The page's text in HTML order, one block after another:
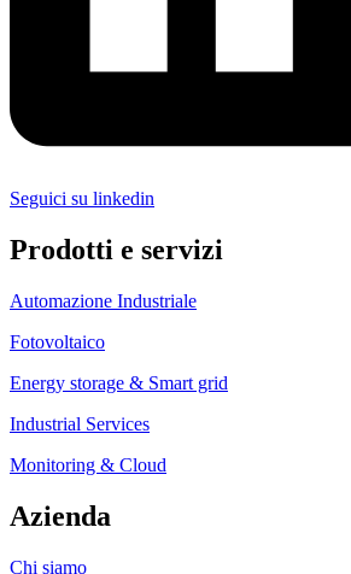
Seguici su linkedin
Prodotti e servizi
Automazione Industriale
Fotovoltaico
Energy storage & Smart grid
Industrial Services
Monitoring & Cloud
Azienda
Chi siamo